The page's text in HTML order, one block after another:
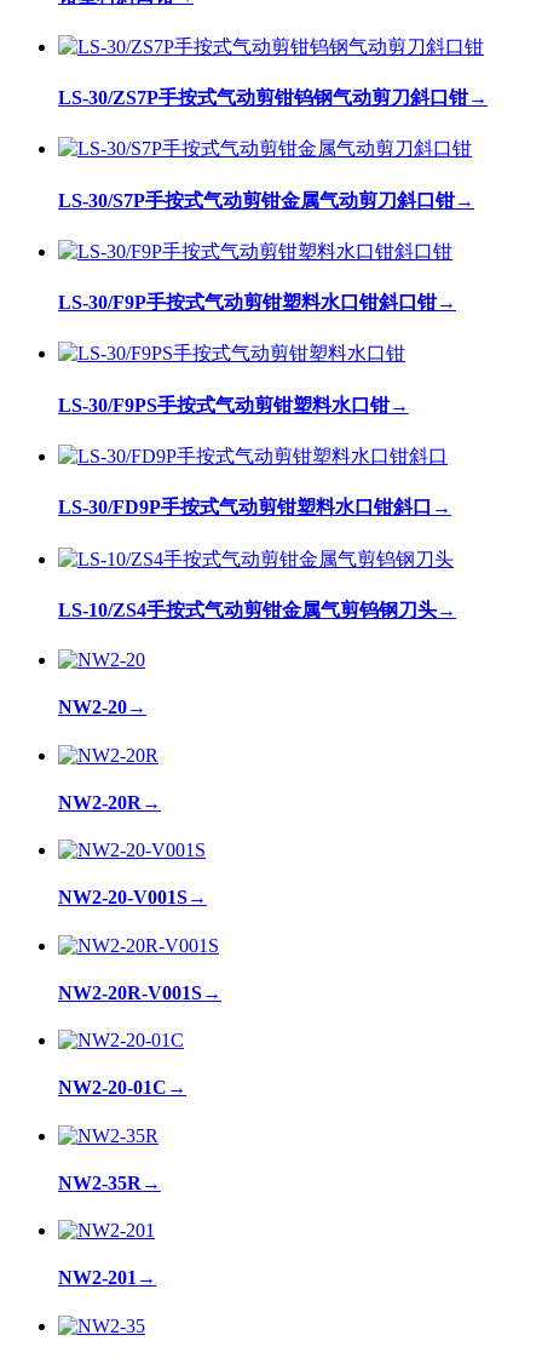
LS-30/ZS7P手按式气动剪钳钨钢气动剪刀斜口钳→
LS-30/S7P手按式气动剪钳金属气动剪刀斜口钳→
LS-30/F9P手按式气动剪钳塑料水口钳斜口钳→
LS-30/F9PS手按式气动剪钳塑料水口钳→
LS-30/FD9P手按式气动剪钳塑料水口钳斜口 →
LS-10/ZS4手按式气动剪钳金属气剪钨钢刀头→
NW2-20→
NW2-20R →
NW2-20-V001S→
NW2-20R-V001S→
NW2-20-01C →
NW2-35R →
NW2-201→